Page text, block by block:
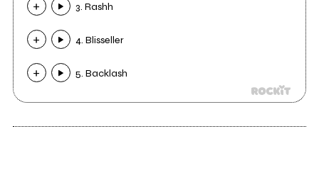
3. Rashh
4. Blisseller
5. Backlash